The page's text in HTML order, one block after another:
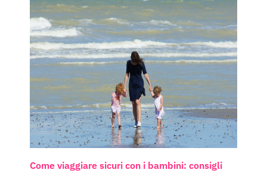
Come viaggiare sicuri con i bambini: consigli